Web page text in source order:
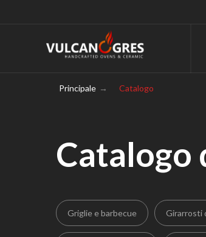
Principale → Catalogo
Griglie e barbecue Girarrosti